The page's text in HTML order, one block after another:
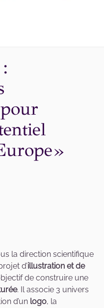
la direction scientifique
d’illustration et de
de construire une
. Il associe 3 univers
d’un logo, la